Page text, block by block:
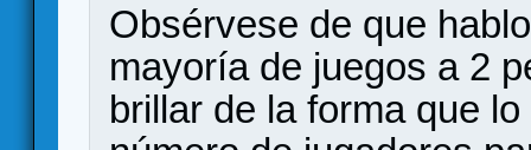
Obsérvese de que
mayoría de juegos a 2
brillar de la forma que